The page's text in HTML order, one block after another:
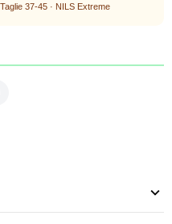
37-45 · NILS Extreme